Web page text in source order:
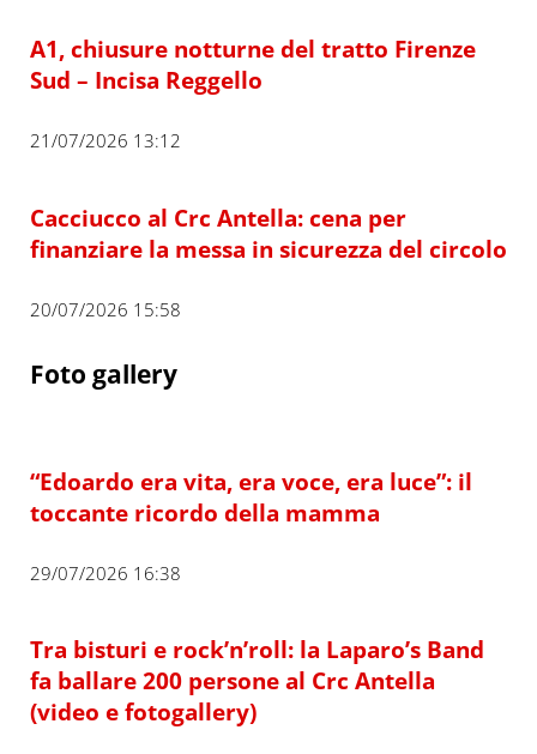
A1, chiusure notturne del tratto Firenze
Sud – Incisa Reggello
21/07/2026 13:12
Cacciucco al Crc Antella: cena per
finanziare la messa in sicurezza del circolo
20/07/2026 15:58
Foto gallery
“Edoardo era vita, era voce, era luce”: il
toccante ricordo della mamma
29/07/2026 16:38
Tra bisturi e rock’n’roll: la Laparo’s Band
fa ballare 200 persone al Crc Antella
(video e fotogallery)